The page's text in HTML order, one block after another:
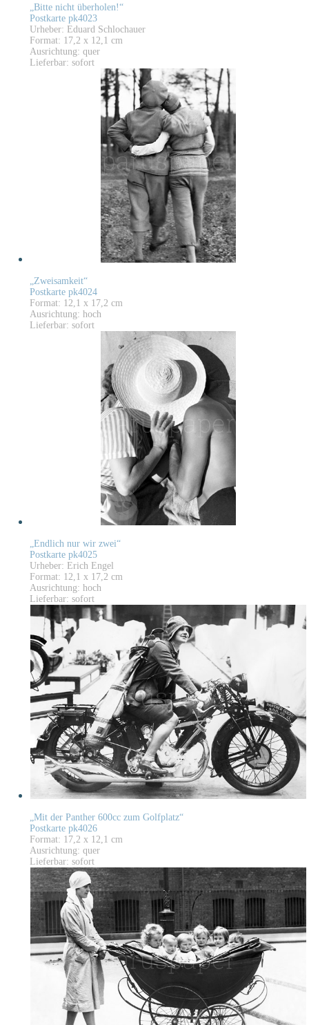
„Bitte nicht überholen!“
Postkarte pk4023
Urheber: Eduard Schlochauer
Format: 17,2 x 12,1 cm
Ausrichtung: quer
Lieferbar: sofort
„Zweisamkeit“
Postkarte pk4024
Format: 12,1 x 17,2 cm
Ausrichtung: hoch
Lieferbar: sofort
„Endlich nur wir zwei“
Postkarte pk4025
Urheber: Erich Engel
Format: 12,1 x 17,2 cm
Ausrichtung: hoch
Lieferbar: sofort
„Mit der Panther 600cc zum Golfplatz“
Postkarte pk4026
Format: 17,2 x 12,1 cm
Ausrichtung: quer
Lieferbar: sofort